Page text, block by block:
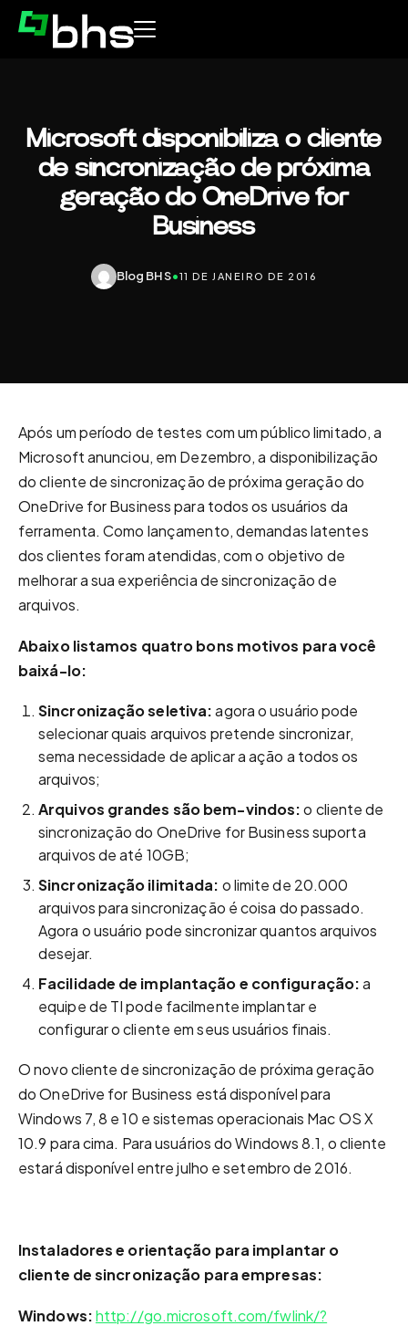
Microsoft disponibiliza o cliente
de sincronização de próxima
geração do OneDrive for
Business
Blog BHS•11 DE JANEIRO DE 2016
Após um período de testes com um público limitado, a
Microsoft anunciou, em Dezembro, a disponibilização
do cliente de sincronização de próxima geração do
OneDrive for Business para todos os usuários da
ferramenta. Como lançamento, demandas latentes
dos clientes foram atendidas, com o objetivo de
melhorar a sua experiência de sincronização de
arquivos.
Abaixo listamos quatro bons motivos para você
baixá-lo:
Sincronização seletiva:agora o usuário pode
selecionar quais arquivos pretende sincronizar,
sema necessidade de aplicar a ação a todos os
arquivos;
Arquivos grandes são bem-vindos:o cliente de
sincronização do OneDrive for Business suporta
arquivos de até 10GB;
Sincronização ilimitada: o limite de 20.000
arquivos para sincronização é coisa do passado.
Agora o usuário pode sincronizar quantos arquivos
desejar.
Facilidade de implantação e configuração:a
equipe de TI pode facilmente implantar e
configurar o cliente em seus usuários finais.
O novo cliente de sincronização de próxima geração
do OneDrive for Business está disponível para
Windows 7, 8 e 10 e sistemas operacionais Mac OS X
10.9 para cima. Para usuários do Windows 8.1, o cliente
estará disponível entre julho e setembro de 2016.
Instaladores e orientação para implantar o
cliente de sincronização para empresas:
Windows:http://go.microsoft.com/fwlink/?